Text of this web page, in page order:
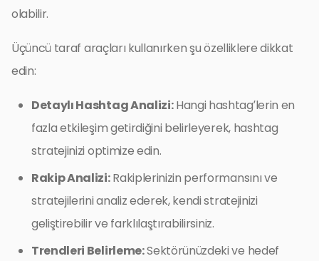
olabilir.
Üçüncü taraf araçları kullanırken şu özelliklere dikkat
edin:
Detaylı Hashtag Analizi:Hangi hashtag’lerin en
fazla etkileşim getirdiğini belirleyerek, hashtag
stratejinizi optimize edin.
Rakip Analizi:Rakiplerinizin performansını ve
stratejilerini analiz ederek, kendi stratejinizi
geliştirebilir ve farklılaştırabilirsiniz.
Trendleri Belirleme:Sektörünüzdeki ve hedef